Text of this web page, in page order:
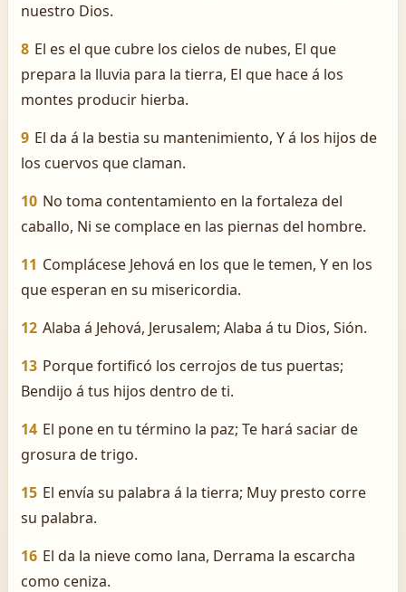
nuestro Dios.
8 El es el que cubre los cielos de nubes, El que
prepara la lluvia para la tierra, El que hace á los
montes producir hierba.
9 El da á la bestia su mantenimiento, Y á los hijos de
los cuervos que claman.
10 No toma contentamiento en la fortaleza del
caballo, Ni se complace en las piernas del hombre.
11 Complácese Jehová en los que le temen, Y en los
que esperan en su misericordia.
12 Alaba á Jehová, Jerusalem; Alaba á tu Dios, Sión.
13 Porque fortificó los cerrojos de tus puertas;
Bendijo á tus hijos dentro de ti.
14 El pone en tu término la paz; Te hará saciar de
grosura de trigo.
15 El envía su palabra á la tierra; Muy presto corre
su palabra.
16 El da la nieve como lana, Derrama la escarcha
como ceniza.